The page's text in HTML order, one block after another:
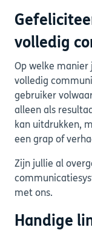
volledig
Op welke manier
volledig
gebruiker
alleen als
kan uitdrukken,
een grap of
Zijn jullie al
met ons.
Handige